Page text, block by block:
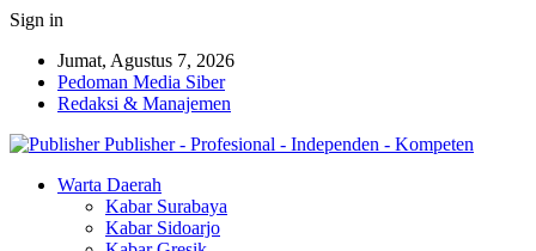
Sign in
Jumat, Agustus 7, 2026
Pedoman Media Siber
Redaksi & Manajemen
Publisher - Profesional - Independen - Kompeten
Warta Daerah
Kabar Surabaya
Kabar Sidoarjo